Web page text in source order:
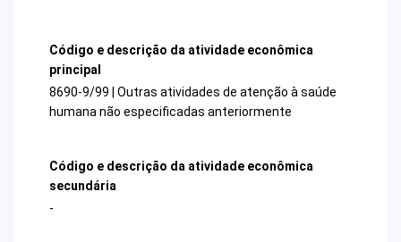
Código e descrição da atividade econômica
principal
8690-9/99 | Outras atividades de atenção à saúde
humana não especificadas anteriormente
Código e descrição da atividade econômica
secundária
-